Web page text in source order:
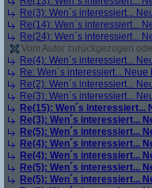
Re(3): Wen´s interessiert...
Re(14): Wen´s interessiert...
Re(24): Wen´s interessiert...
Vom Autor zurückgezogen
Re(4): Wen´s interessiert...
Re: Wen´s interessiert... Neue
Re(2): Wen´s interessiert...
Re(3): Wen´s interessiert...
Re(15): Wen´s interessiert...
Re(3): Wen´s interessiert...
Re(5): Wen´s interessiert...
Re(4): Wen´s interessiert...
Re(4): Wen´s interessiert...
Re(5): Wen´s interessiert...
Re(5): Wen´s interessiert...